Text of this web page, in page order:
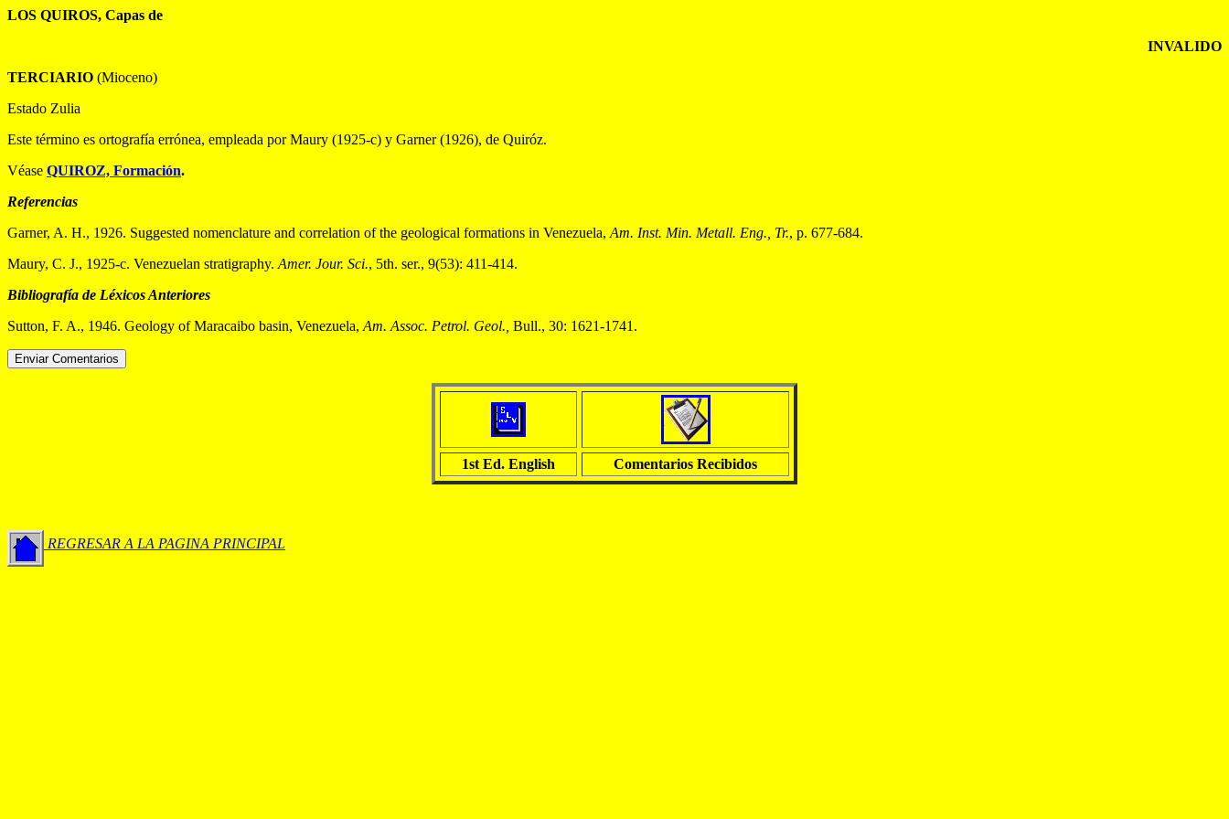
LOS QUIROS, Capas de
INVALIDO
TERCIARIO (Mioceno)
Estado Zulia
Este término es ortografía errónea, empleada por Maury (1925-c) y Garner (1926), de Quiróz.
Véase QUIROZ, Formación.
Referencias
Garner, A. H., 1926. Suggested nomenclature and correlation of the geological formations in Venezuela, Am. Inst. Min. Metall. Eng., Tr., p. 677-684.
Maury, C. J., 1925-c. Venezuelan stratigraphy. Amer. Jour. Sci., 5th. ser., 9(53): 411-414.
Bibliografía de Léxicos Anteriores
Sutton, F. A., 1946. Geology of Maracaibo basin, Venezuela, Am. Assoc. Petrol. Geol., Bull., 30: 1621-1741.
1st Ed. English Comentarios Recibidos
REGRESAR A LA PAGINA PRINCIPAL